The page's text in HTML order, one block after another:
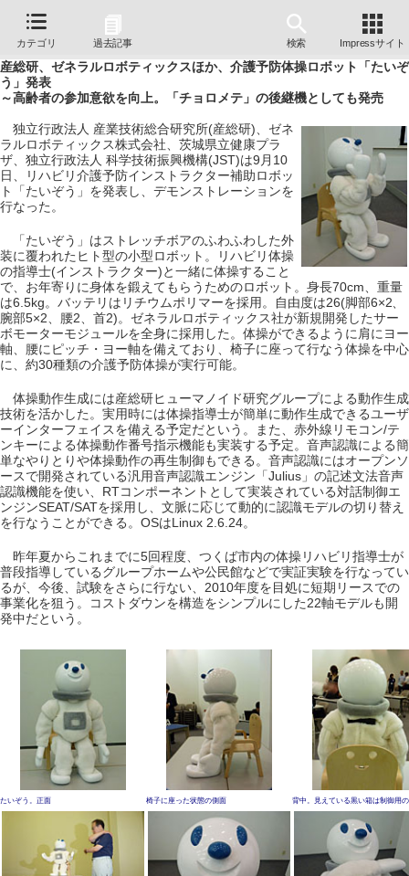
カテゴリ 過去記事 検索 Impressサイト
産総研、ゼネラルロボティックスほか、介護予防体操ロボット「たいぞ
う」発表
～高齢者の参加意欲を向上。「チョロメテ」の後継機としても発売
独立行政法人 産業技術総合研究所(産総研)、ゼネ
ラルロボティックス株式会社、茨城県立健康プラ
ザ、独立行政法人 科学技術振興機構(JST)は9月10
日、リハビリ介護予防インストラクター補助ロボッ
ト「たいぞう」を発表し、デモンストレーションを
行なった。
「たいぞう」はストレッチボアのふわふわした外
装に覆われたヒト型の小型ロボット。リハビリ体操
の指導士(インストラクター)と一緒に体操すること
で、お年寄りに身体を鍛えてもらうためのロボット。身長70cm、重量
は6.5kg。バッテリはリチウムポリマーを採用。自由度は26(脚部6×2、
腕部5×2、腰2、首2)。ゼネラルロボティックス社が新規開発したサー
ボモーターモジュールを全身に採用した。体操ができるように肩にヨー
軸、腰にピッチ・ヨー軸を備えており、椅子に座って行なう体操を中心
に、約30種類の介護予防体操が実行可能。
体操動作生成には産総研ヒューマノイド研究グループによる動作生成
技術を活かした。実用時には体操指導士が簡単に動作生成できるユーザ
ーインターフェイスを備える予定だという。また、赤外線リモコン/テ
ンキーによる体操動作番号指示機能も実装する予定。音声認識による簡
単なやりとりや体操動作の再生制御もできる。音声認識にはオープンソ
ースで開発されている汎用音声認識エンジン「Julius」の記述文法音声
認識機能を使い、RTコンポーネントとして実装されている対話制御エ
ンジンSEAT/SATを採用し、文脈に応じて動的に認識モデルの切り替え
を行なうことができる。OSはLinux 2.6.24。
昨年夏からこれまでに5回程度、つくば市内の体操リハビリ指導士が
普段指導しているグループホームや公民館などで実証実験を行なってい
るが、今後、試験をさらに行ない、2010年度を目処に短期リースでの
事業化を狙う。コストダウンを構造をシンプルにした22軸モデルも開
発中だという。
たいぞう。正面 椅子に座った状態の側面 背中。見えている黒い箱は制御用